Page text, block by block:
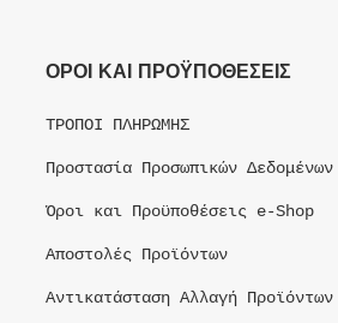
ΟΡΟΙ ΚΑΙ ΠΡΟΫΠΟΘΕΣΕΙΣ
ΤΡΟΠΟΙ ΠΛΗΡΩΜΗΣ
Προστασία Προσωπικών Δεδομένων
Όροι και Προϋποθέσεις e-Shop
Αποστολές Προϊόντων
Αντικατάσταση Αλλαγή Προϊόντων